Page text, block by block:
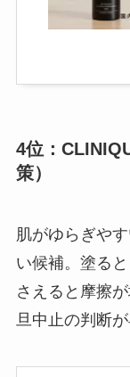
4位：
策）
肌がゆらぎや
い候補。塗る
さえると摩擦
旦中止の判断